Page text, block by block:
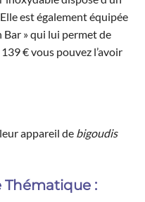
est également équipée
Bar » qui lui permet de
€ vous pouvez l’avoir
appareil de bigoudis
Thématique :